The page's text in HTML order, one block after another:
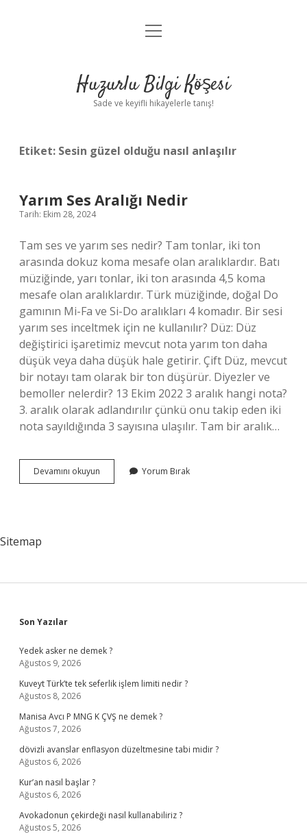
Anasayfa
Yasal Uyarı
menüyü
Huzurlu Bilgi Köşesi
Sade ve keyifli hikayelerle tanış!
Etiket: Sesin güzel olduğu nasıl anlaşılır
Yarım Ses Aralığı Nedir
Tarih: Ekim 28, 2024
Tam ses ve yarım ses nedir? Tam tonlar, iki ton
arasında dokuz koma mesafe olan aralıklardır. Batı
müziğinde, yarı tonlar, iki ton arasında 4,5 koma
mesafe olan aralıklardır. Türk müziğinde, doğal Do
gamının Mi-Fa ve Si-Do aralıkları 4 komadır. Bir sesi
yarım ses inceltmek için ne kullanılır? Düz: Düz
değiştirici işaretimiz mevcut nota yarım ton daha
düşük veya daha düşük hale getirir. Çift Düz, mevcut
bir notayı tam olarak bir ton düşürür. Diyezler ve
bemoller nelerdir? 13 Ekim 2022 3 aralık hangi nota?
3. aralık olarak adlandırılır çünkü onu takip eden iki
nota sayıldığında 3 sayısına ulaşılır. Tam bir aralık…
Devamını okuyun
Ses
Yorum Bırak
Sitemap
Sidebar
Son Yazılar
Yedek asker ne demek ?
Ağustos 9, 2026
Kuveyt Türk’te tek seferlik işlem limiti nedir ?
Ağustos 8, 2026
Manisa Avcı P MNG K ÇVŞ ne demek ?
Ağustos 7, 2026
dövizli avanslar enflasyon düzeltmesine tabi midir ?
Ağustos 6, 2026
Kur’an nasıl başlar ?
Ağustos 6, 2026
Avokadonun çekirdeği nasıl kullanabiliriz ?
Ağustos 5, 2026